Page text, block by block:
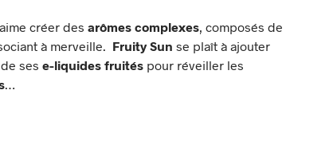
aime créer des arômes complexes , composés de
à merveille. Fruity Sun se plaît à ajouter
ses e-liquides fruités pour réveiller les